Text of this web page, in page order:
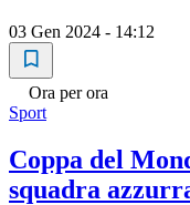
03 Gen 2024 - 14:12
Ora per ora
Sport
Coppa del
squadra